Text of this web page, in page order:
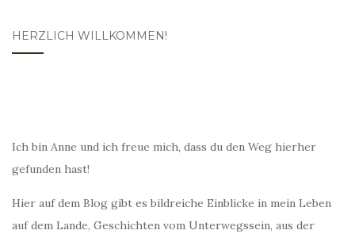
HERZLICH WILLKOMMEN!
Ich bin Anne und ich freue mich, dass du den Weg hierher
gefunden hast!
Hier auf dem Blog gibt es bildreiche Einblicke in mein Leben
auf dem Lande, Geschichten vom Unterwegssein, aus der